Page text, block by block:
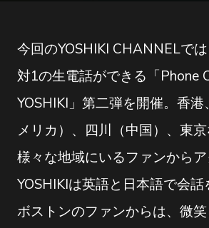
今回のYOSHIKI CHANNELで
対1の生電話ができる「Phone
YOSHIKI」第二弾を開催。香
メリカ）、四川（中国）、東
様々な地域にいるファンからア
YOSHIKIは英語と日本語で会話
ボストンのファンからは、微